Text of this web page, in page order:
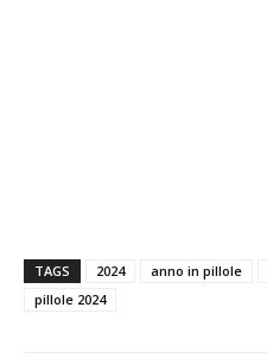
TAGS 2024 anno in pillole
pillole 2024